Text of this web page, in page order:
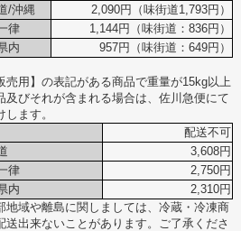
/沖縄
2,090円（味街道1,793円）
律
1,144円（味街道：836円）
内
957円（味街道：649円）
売用】の表記がある商品で重量が15kg以上
及びそれが含まれる場合は、佐川急便にて
します。
配送不可
3,608円
律
2,750円
内
2,310円
地域や離島に関しましては、冷蔵・冷凍商
送出来ないことがあります。ご了承くださ